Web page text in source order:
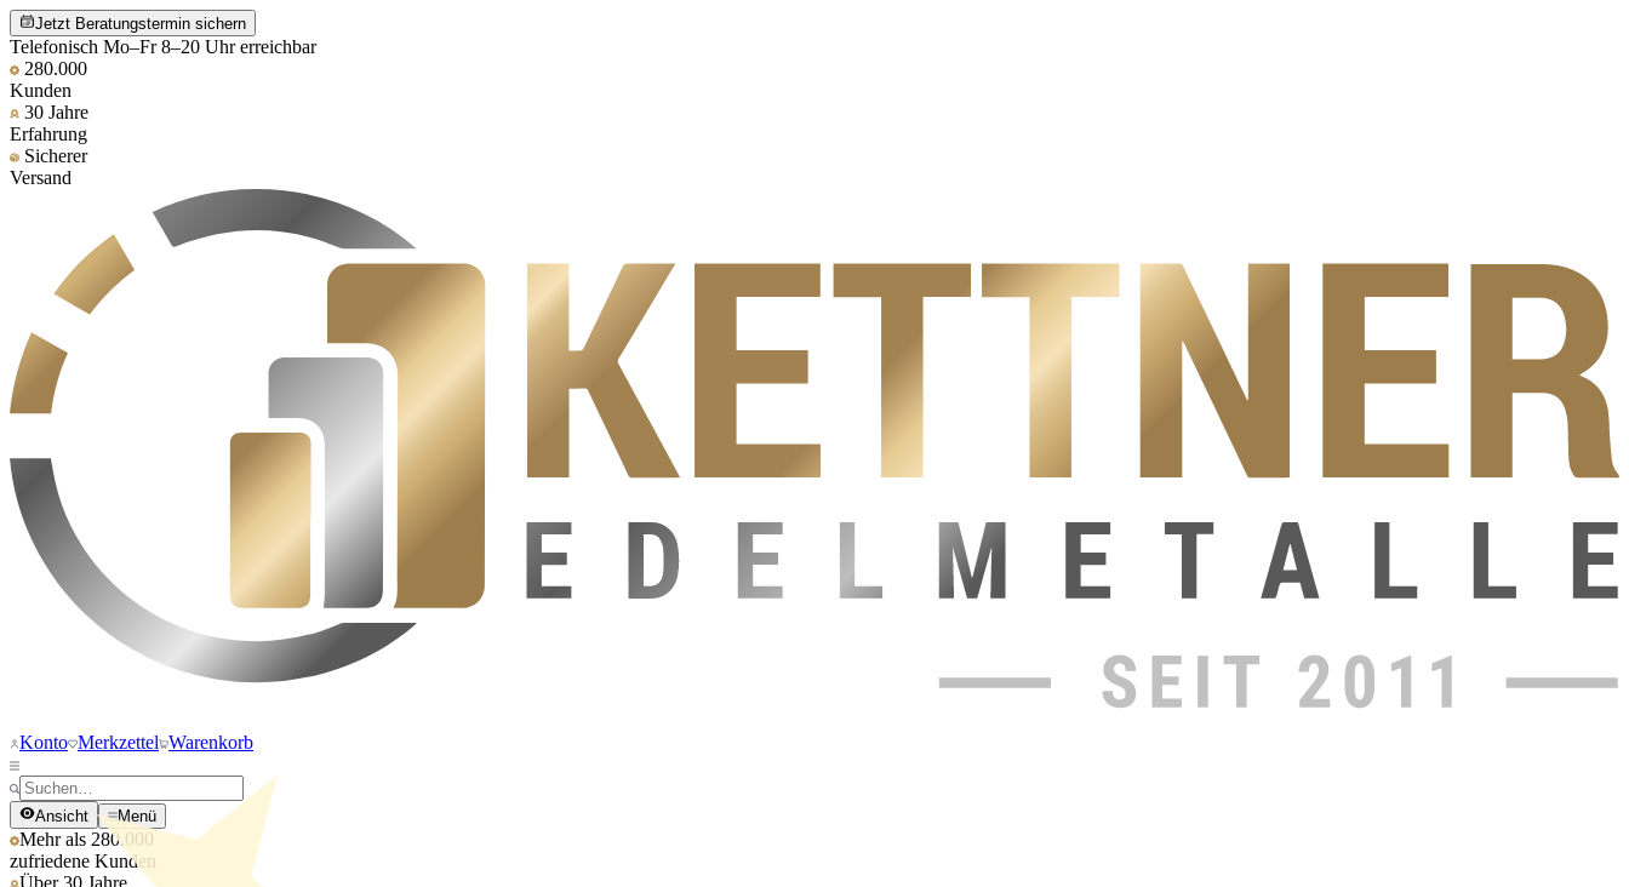
Jetzt Beratungstermin sichern
Telefonisch Mo–Fr 8–20 Uhr erreichbar
280.000
Kunden
30 Jahre
Erfahrung
Sicherer
Versand
Konto Merkzettel Warenkorb
Ansicht Menü
Mehr als 280.000
zufriedene Kunden
Über 30 Jahre